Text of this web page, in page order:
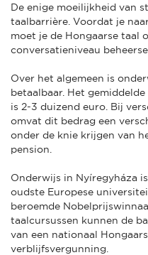
De enige moeilijkheid van
taalbarrière. Voordat je
moet je de Hongaarse taal
conversatieniveau
Over het algemeen is
betaalbaar. Het
is 2-3 duizend euro. Bij
omvat dit bedrag een
onder de knie krijgen van
pension.
Onderwijs in Nyíregyháza
oudste Europese
beroemde
taalcursussen kunnen de
van een nationaal
verblijfsvergunning.